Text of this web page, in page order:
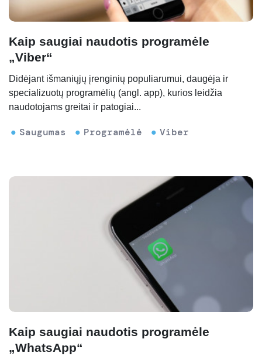
Kaip saugiai naudotis programėle
„Viber“
Didėjant išmaniųjų įrenginių populiarumui, daugėja ir
specializuotų programėlių (angl. app), kurios leidžia
naudotojams greitai ir patogiai...
Saugumas Programėlė Viber
Kaip saugiai naudotis programėle
„WhatsApp“